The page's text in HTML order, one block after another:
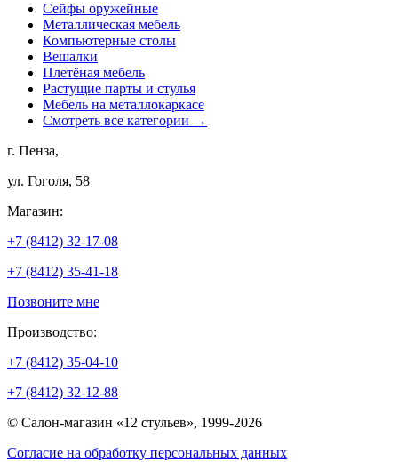
Сейфы оружейные
Металлическая мебель
Компьютерные столы
Вешалки
Плетёная мебель
Растущие парты и стулья
Мебель на металлокаркасе
Смотреть все категории →
г. Пенза,
ул. Гоголя, 58
Магазин:
+7 (8412) 32-17-08
+7 (8412) 35-41-18
Позвоните мне
Производство:
+7 (8412) 35-04-10
+7 (8412) 32-12-88
© Салон-магазин «12 стульев», 1999-2026
Согласие на обработку персональных данных